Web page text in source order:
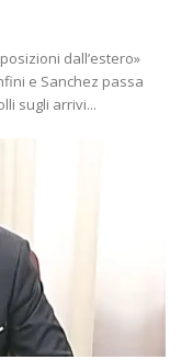
dall’estero»
e Sanchez passa
sugli arrivi...